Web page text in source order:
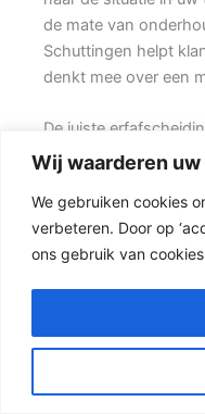
Wij waarderen
We gebruiken cookies
verbeteren. Door op
ons gebruik van
de mate van
Schuttingen helpt
denkt mee over een
De juiste
Wilt u vooral een luxe
beton schutting met
accenten goed
zoals windbelasting,
erfgrens en de
De juiste keuze voor
In veel tuinen wordt
van hout en beton.